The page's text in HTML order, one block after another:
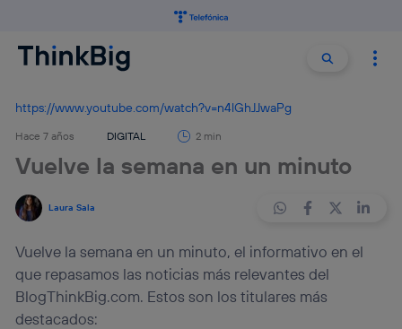
Buscar
https://www.youtube.com/watch?v=n4lGhJJwaPg
Hace 7 años DIGITAL 2 min
Vuelve la semana en un minuto
Laura Sala
Vuelve la semana en un minuto, el informativo en el
que repasamos las noticias más relevantes del
BlogThinkBig.com. Estos son los titulares más
destacados: